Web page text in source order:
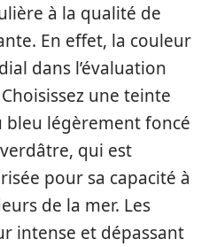
à la qualité de
En effet, la couleur
dans l’évaluation
une teinte
légèrement foncé
qui est
pour sa capacité à
de la mer. Les
intense et dépassant